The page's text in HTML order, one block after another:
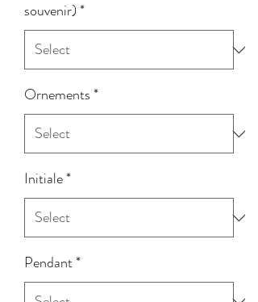
souvenir)*
Ornements*
Initiale*
Pendant*